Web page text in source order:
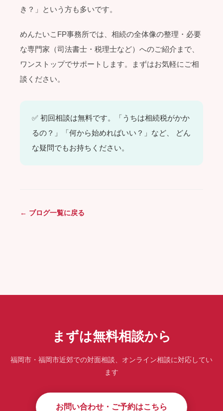
き？」という方も多いです。
めんたいこFP事務所では、相続の全体像の整理・必要
な専門家（司法書士・税理士など）へのご紹介まで、
ワンストップでサポートします。まずはお気軽にご相
談ください。
✅ 初回相談は無料です。「うちは相続税がかか
るの？」「何から始めればいい？」など、 どん
な疑問でもお持ちください。
← ブログ一覧に戻る
まずは無料相談から
福岡市・福岡市近郊での対面相談、オンライン相談に対応してい
ます
お問い合わせ・ご予約はこちら